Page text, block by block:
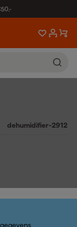
dehumidifier-2912